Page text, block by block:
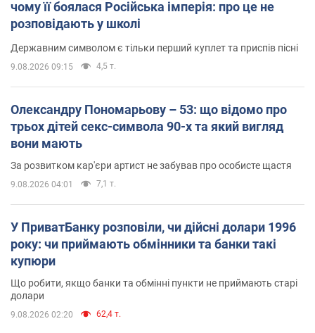
чому її боялася Російська імперія: про це не
розповідають у школі
Державним символом є тільки перший куплет та приспів пісні
9.08.2026 09:15 4,5 т.
Олександру Пономарьову – 53: що відомо про
трьох дітей секс-символа 90-х та який вигляд
вони мають
За розвитком кар'єри артист не забував про особисте щастя
9.08.2026 04:01 7,1 т.
У ПриватБанку розповіли, чи дійсні долари 1996
року: чи приймають обмінники та банки такі
купюри
Що робити, якщо банки та обмінні пункти не приймають старі
долари
9.08.2026 02:20 62,4 т.